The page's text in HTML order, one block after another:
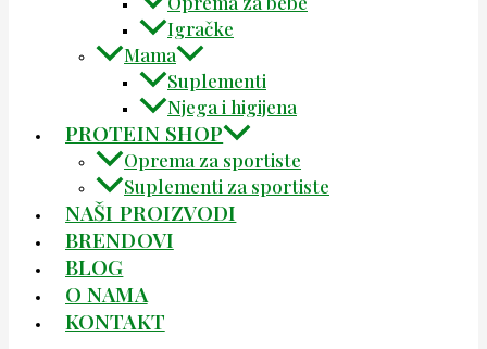
Igračke
Mama
Suplementi
Njega i higijena
PROTEIN SHOP
Oprema za sportiste
Suplementi za sportiste
NAŠI PROIZVODI
BRENDOVI
BLOG
O NAMA
KONTAKT